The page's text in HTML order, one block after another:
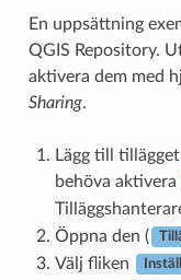
En uppsättning
QGIS Repository.
aktivera dem med
Sharing.
Lägg till tillägget
behöva aktivera
Öppna den (
Välj fliken